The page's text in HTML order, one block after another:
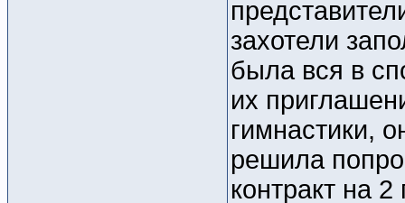
захотели
была вся в
их
гимнастики,
решила
контракт на